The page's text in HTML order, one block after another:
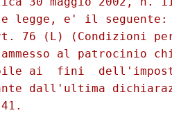
legge, e' il
76 (L) (Condizioni
al patrocinio
ai  fini
dall'ultima